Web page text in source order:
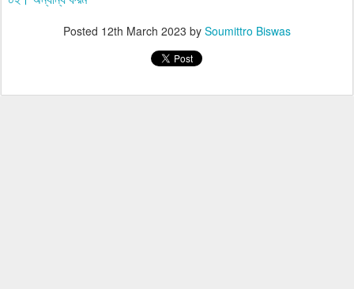
Posted 12th March 2023 by Soumittro Biswas